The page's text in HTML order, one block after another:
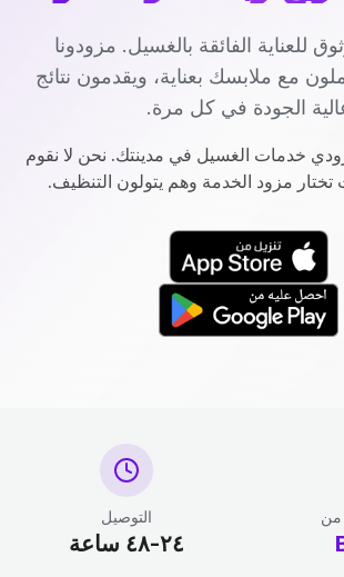
للعناية الفائقة بالغسيل. مزودونا
مع ملابسك بعناية، ويقدمون نتائج
الجودة في كل مرة.
خدمات الغسيل في مدينتك. نحن لا نقوم
مزود الخدمة وهم يتولون التنظيف.
من التوصيل
٢٤-٤٨ ساعة